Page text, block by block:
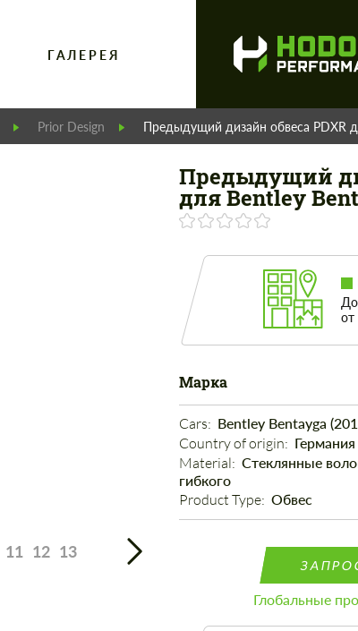
ГАЛЕРЕЯ
Prior Design Предыдущий дизайн обвеса PDXR
11 12 13
Предыдущий
для Bentley
от
Марка
Cars: Bentley Bentayga
Country of origin: Германия
Material: Стеклянные
гибкого
Product Type: Обвес
Глобальные